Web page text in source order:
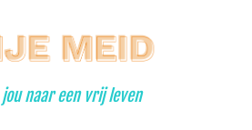
naar een vrij leven